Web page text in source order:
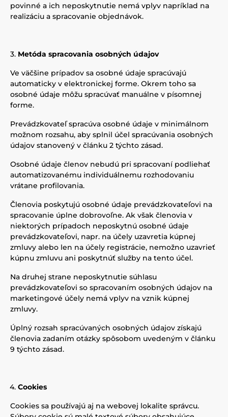
povinné a ich neposkytnutie nemá vplyv napríklad na
realizáciu a spracovanie objednávok.
Metóda spracovania osobných údajov
Ve väčšine prípadov sa osobné údaje spracúvajú
automaticky v elektronickej forme. Okrem toho sa
osobné údaje môžu spracúvať manuálne v písomnej
forme.
Prevádzkovateľ spracúva osobné údaje v minimálnom
možnom rozsahu, aby splnil účel spracúvania osobných
údajov stanovený v článku 2 týchto zásad.
Osobné údaje členov nebudú pri spracovaní podliehať
automatizovanému individuálnemu rozhodovaniu
vrátane profilovania.
Členovia poskytujú osobné údaje prevádzkovateľovi na
spracovanie úplne dobrovoľne. Ak však členovia v
niektorých prípadoch neposkytnú osobné údaje
prevádzkovateľovi, napr. na účely uzavretia kúpnej
zmluvy alebo len na účely registrácie, nemožno uzavrieť
kúpnu zmluvu ani poskytnúť služby na tento účel.
Na druhej strane neposkytnutie súhlasu
prevádzkovateľovi so spracovaním osobných údajov na
marketingové účely nemá vplyv na vznik kúpnej
zmluvy.
Úplný rozsah spracúvaných osobných údajov získajú
členovia zadaním otázky spôsobom uvedeným v článku
9 týchto zásad.
Cookies
Cookies sa používajú aj na webovej lokalite správcu.